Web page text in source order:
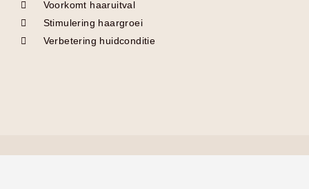
Voorkomt haaruitval
Stimulering haargroei
Verbetering huidconditie